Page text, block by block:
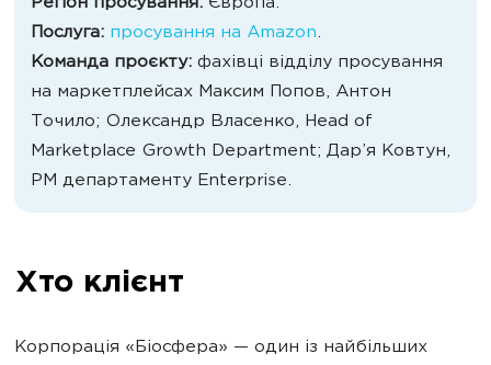
Регіон просування: Європа.
Послуга: просування на Amazon.
Команда проєкту: фахівці відділу просування
на маркетплейсах Максим Попов, Антон
Точило; Олександр Власенко, Head of
Marketplace Growth Department; Дар’я Ковтун,
РМ департаменту Enterprise.
Хто клієнт
Корпорація «Біосфера» — один із найбільших